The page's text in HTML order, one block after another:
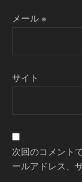
メール※
サイト
次回のコメント
ールアドレス、